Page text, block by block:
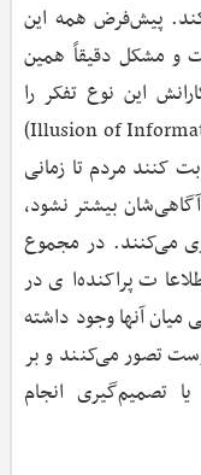
پیش‌فرض همه این
و مشکل دقیقاً همین
این نوع تفکر را
«توهم کفایت اطلاعات» (Illusion of Information Adequacy)
کنند مردم تا زمانی
بیشتر نشود،
می‌کنند. در مجموع
پراکنده‌ای در
میان آنها وجود داشته
تصور می‌کنند و بر
تصمیم‌گیری انجام